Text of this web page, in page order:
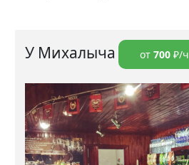
У Михалыча от 700 ₽/ч